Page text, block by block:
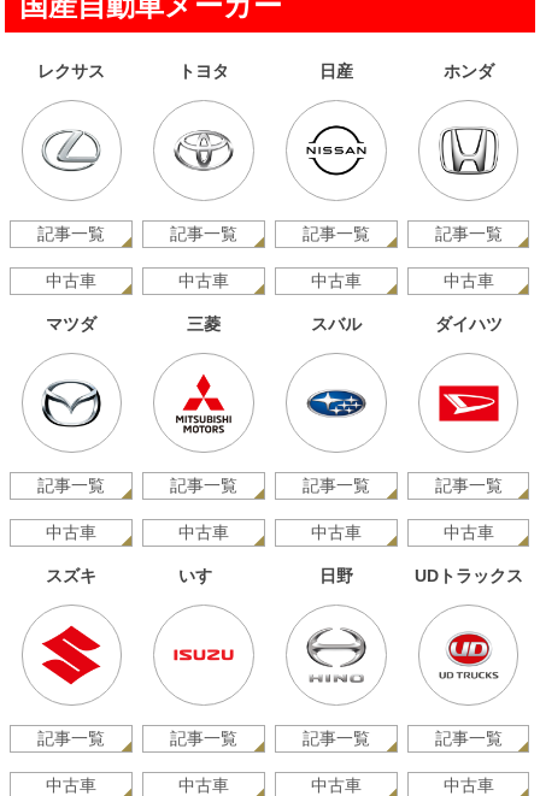
レクサス
記事一覧
中古車
トヨタ
記事一覧
中古車
日産
記事一覧
中古車
ホンダ
記事一覧
中古車
マツダ
記事一覧
中古車
三菱
記事一覧
中古車
スバル
記事一覧
中古車
ダイハツ
記事一覧
中古車
スズキ
記事一覧
中古車
いすゞ
記事一覧
中古車
日野
記事一覧
中古車
UDトラックス
記事一覧
中古車